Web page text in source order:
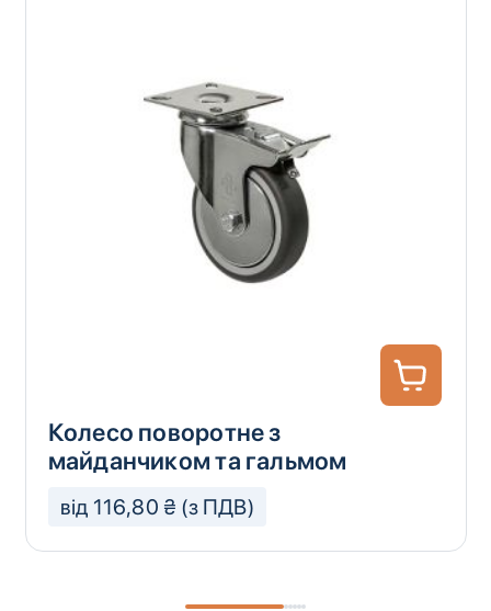
Колесо поворотне з
майданчиком та гальмом
від 116,80 ₴ (з ПДВ)